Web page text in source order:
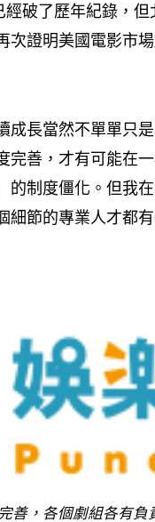
破了歷年紀錄，
次證明美國電影市
成長當然不單單只
完善，才有可能在
的制度僵化。但我
細節的專業人才都
善，各個劇組各有負